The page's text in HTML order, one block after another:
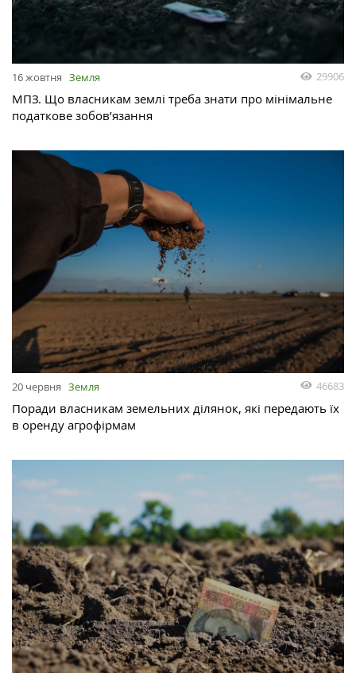
16 жовтня Земля 29906
МПЗ. Що власникам землі треба знати про мінімальне
податкове зобов’язання
20 червня Земля 46683
Поради власникам земельних ділянок, які передають їх
в оренду агрофірмам